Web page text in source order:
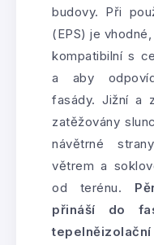
budovy. Při
(EPS) je
kompatibilní s
a aby
fasády. Jižní a
zatěžovány
návětrné
větrem a
od terénu.
přináší do